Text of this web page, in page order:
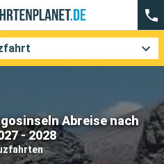
Abreise nach
- 2028